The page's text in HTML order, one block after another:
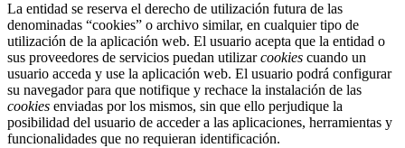
La entidad se reserva el derecho de utilización futura de las
denominadas “cookies” o archivo similar, en cualquier tipo de
utilización de la aplicación web. El usuario acepta que la entidad o
sus proveedores de servicios puedan utilizarcookies cuando un
usuario acceda y use la aplicación web. El usuario podrá configurar
su navegador para que notifique y rechace la instalación de las
cookies enviadas por los mismos, sin que ello perjudique la
posibilidad del usuario de acceder a las aplicaciones, herramientas y
funcionalidades que no requieran identificación.